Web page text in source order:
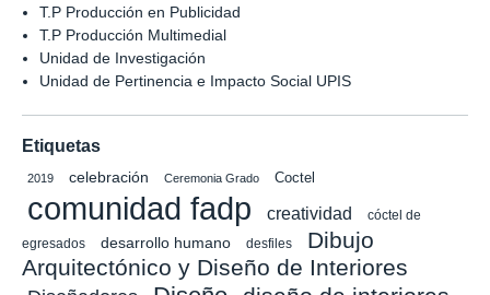
T.P Producción en Publicidad
T.P Producción Multimedial
Unidad de Investigación
Unidad de Pertinencia e Impacto Social UPIS
Etiquetas
2019 celebración Ceremonia Grado Coctel
comunidad fadp creatividad
cóctel de
egresados
desarrollo humano desfiles
Dibujo
Arquitectónico y Diseño de Interiores